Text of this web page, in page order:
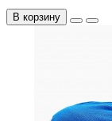
В корзину